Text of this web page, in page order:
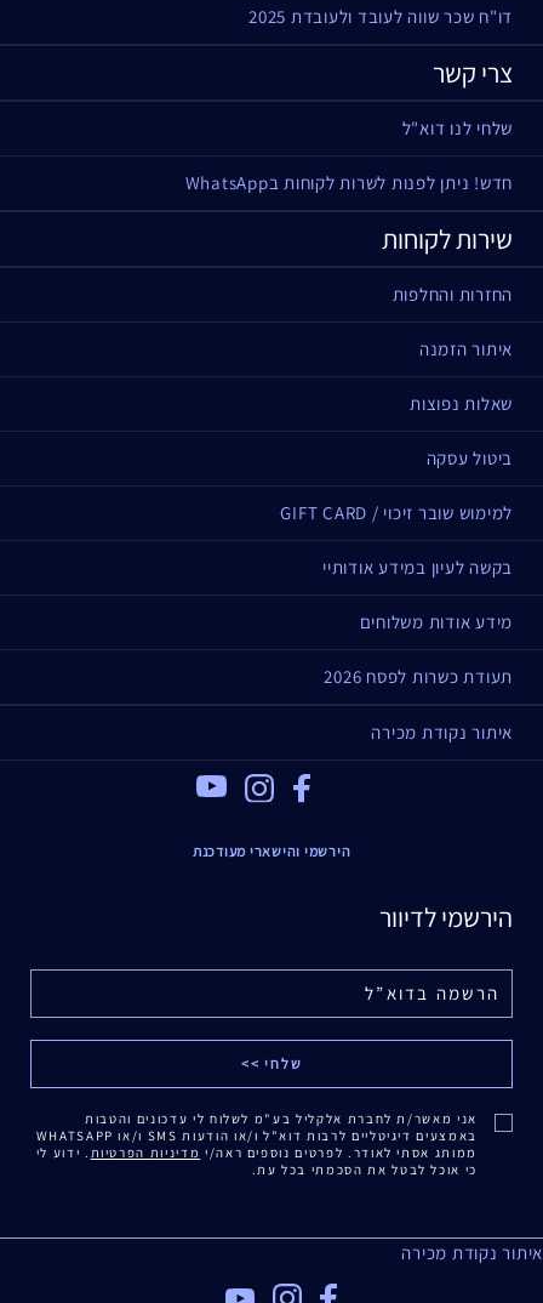
דו"ח שכר שווה לעובד ולעובדת 2025
צרי קשר
שלחי לנו דוא"ל
חדש! ניתן לפנות לשרות לקוחות בWhatsApp
שירות לקוחות
החזרות והחלפות
איתור הזמנה
שאלות נפוצות
ביטול עסקה
למימוש שובר זיכוי / GIFT CARD
בקשה לעיון במידע אודותיי
מידע אודות משלוחים
תעודת כשרות לפסח 2026
איתור נקודת מכירה
Facebook
הירשמי והישארי מעודכנת
הירשמי לדיוור
אני מאשר/ת לחברת אלקליל בע"מ לשלוח לי עדכונים והטבות
באמצעים דיגיטליים לרבות דוא"ל ו/או הודעות SMS ו/או WHATSAPP
ממותג אסתי לאודר. לפרטים נוספים ראה/י מדיניות הפרטיות . ידוע לי
כי אוכל לבטל את הסכמתי בכל עת.
איתור נקודת מכירה